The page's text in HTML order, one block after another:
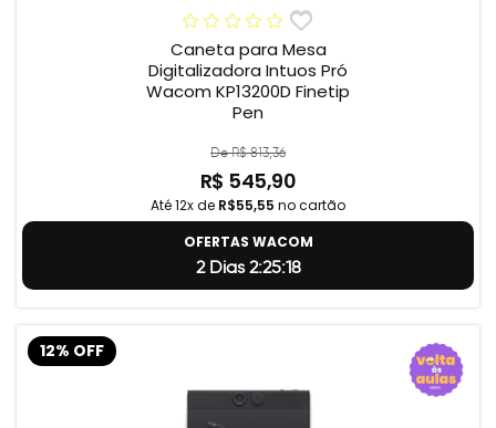
Caneta para Mesa
Digitalizadora Intuos Pró
Wacom KP13200D Finetip
Pen
De R$ 813,36
R$ 545,90
Até 12x de R$55,55 no cartão
OFERTAS WACOM
2 Dias 2:25:18
12% OFF